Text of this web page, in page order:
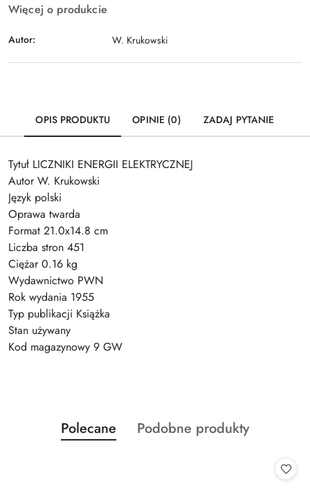
Więcej o produkcie
Autor: W. Krukowski
OPIS PRODUKTU OPINIE (0) ZADAJ PYTANIE
Tytuł LICZNIKI ENERGII ELEKTRYCZNEJ
Autor W. Krukowski
Język polski
Oprawa twarda
Format 21.0x14.8 cm
Liczba stron 451
Ciężar 0.16 kg
Wydawnictwo PWN
Rok wydania 1955
Typ publikacji Książka
Stan używany
Kod magazynowy 9 GW
Pomiń karuzelę produktów
Produkty
o
Polecane
Produkty
Podobne produkty